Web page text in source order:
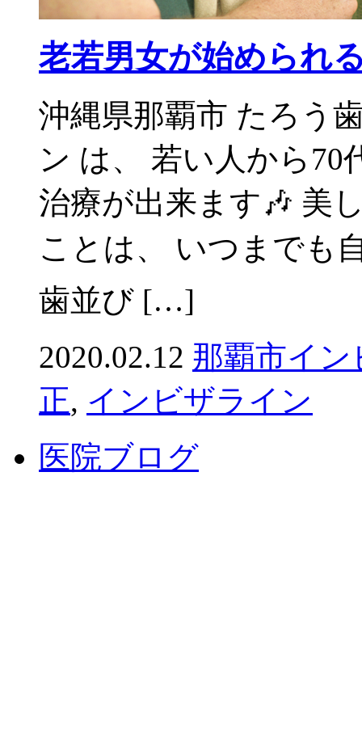
老若男女が始められ
沖縄県那覇市 たろう
ン は、 若い人から70
治療が出来ます🎶 美
ことは、 いつまでも
歯並び […]
2020.02.12 那覇市イ
正, インビザライン
医院ブログ